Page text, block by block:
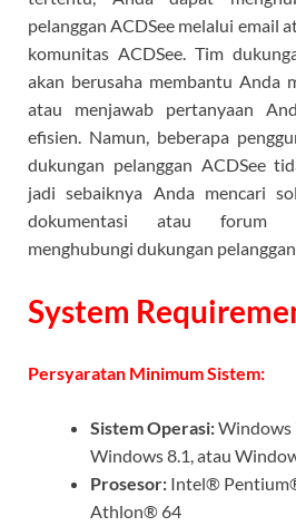
pelanggan ACDSee melalui email
komunitas ACDSee. Tim
akan berusaha membantu Anda
atau menjawab pertanyaan
efisien. Namun, beberapa
dukungan pelanggan ACDSee
jadi sebaiknya Anda mencari
dokumentasi atau forum
menghubungi dukungan
System
Persyaratan Minimum Sistem:
Sistem Operasi:Windows
Windows 8.1, atau
Prosesor: Intel®
Athlon® 64